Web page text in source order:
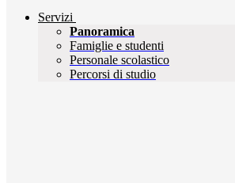
Servizi
Panoramica
Famiglie e studenti
Personale scolastico
Percorsi di studio